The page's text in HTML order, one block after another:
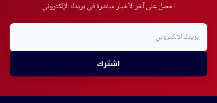
احصل على آخر الأخبار مباشرة في بريدك الإلكتروني
اشترك